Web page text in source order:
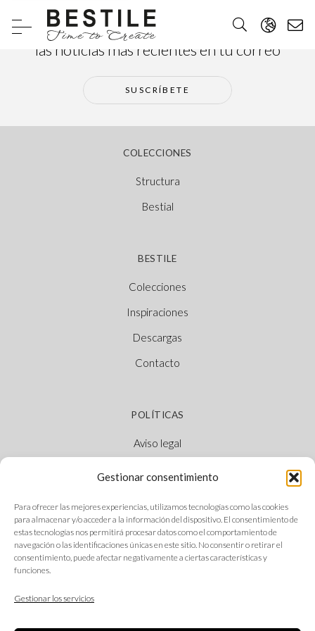
Gestionar consentimiento
Para ofrecer las mejores experiencias, utilizamos tecnologías como las cookies
para almacenar y/o acceder a la información del dispositivo. El consentimiento de
estas tecnologías nos permitirá procesar datos como el comportamiento de
navegación o las identificaciones únicas en este sitio. No consentir o retirar el
consentimiento, puede afectar negativamente a ciertas características y
funciones.
Gestionar los servicios
Suscríbete a nuestra newsletter y recibe
las noticias más recientes en tu correo
SUSCRÍBETE
COLECCIONES
Structura
Bestial
BESTILE
Colecciones
Inspiraciones
Descargas
Contacto
POLÍTICAS
Aviso legal
Canal Ético